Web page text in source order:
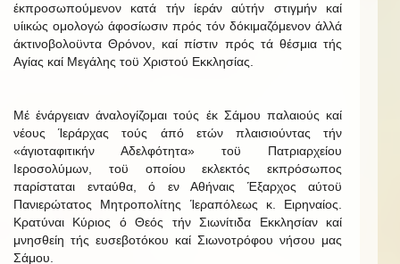
έκπροσωπούμενον κατά τήν ίεράν αύτήν στιγμήν καί
υίικώς ομολογώ άφοσίωσιν πρός τόν δόκιμαζόμενον άλλά
άκτινοβολοϋντα Θρόνον, καί πίστιν πρός τά θέσμια τής
Αγίας καί Μεγάλης τοϋ Χριστού Εκκλησίας.
Μέ ένάργειαν άναλογίζομαι τούς έκ Σάμου παλαιούς καί
νέους Ίεράρχας τούς άπό ετών πλαισιούντας τήν
«άγιοταφιτικήν Αδελφότητα» τοϋ Πατριαρχείου
Ιεροσολύμων, τοϋ οποίου εκλεκτός εκπρόσωπος
παρίσταται ενταύθα, ό εν Αθήναις Έξαρχος αύτοϋ
Πανιερώτατος Μητροπολίτης Ίεραπόλεως κ. Ειρηναίος.
Κρατύναι Κύριος ό Θεός τήν Σιωνίτιδα Εκκλησίαν καί
μνησθείη τής ευσεβοτόκου καί Σιωνοτρόφου νήσου μας
Σάμου.